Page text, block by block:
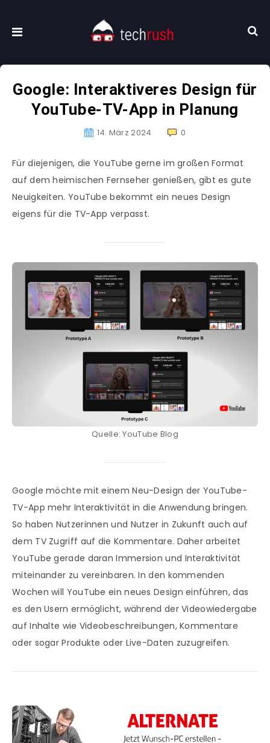
Google: Interaktiveres Design für
YouTube-TV-App in Planung
14. März 2024 0
Für diejenigen, die YouTube gerne im großen Format
auf dem heimischen Fernseher genießen, gibt es gute
Neuigkeiten. YouTube bekommt ein neues Design
eigens für die TV-App verpasst.
Quelle: YouTube Blog
Google möchte mit einem Neu-Design der YouTube-
TV-App mehr Interaktivität in die Anwendung bringen.
So haben Nutzerinnen und Nutzer in Zukunft auch auf
dem TV Zugriff auf die Kommentare. Daher arbeitet
YouTube gerade daran Immersion und Interaktivität
miteinander zu vereinbaren. In den kommenden
Wochen will YouTube ein neues Design einführen, das
es den Usern ermöglicht, während der Videowiedergabe
auf Inhalte wie Videobeschreibungen, Kommentare
oder sogar Produkte oder Live-Daten zuzugreifen.